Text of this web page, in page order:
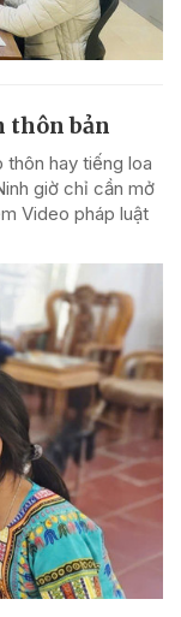
thôn bản
hay tiếng loa
giờ chỉ cần mở
Video pháp luật